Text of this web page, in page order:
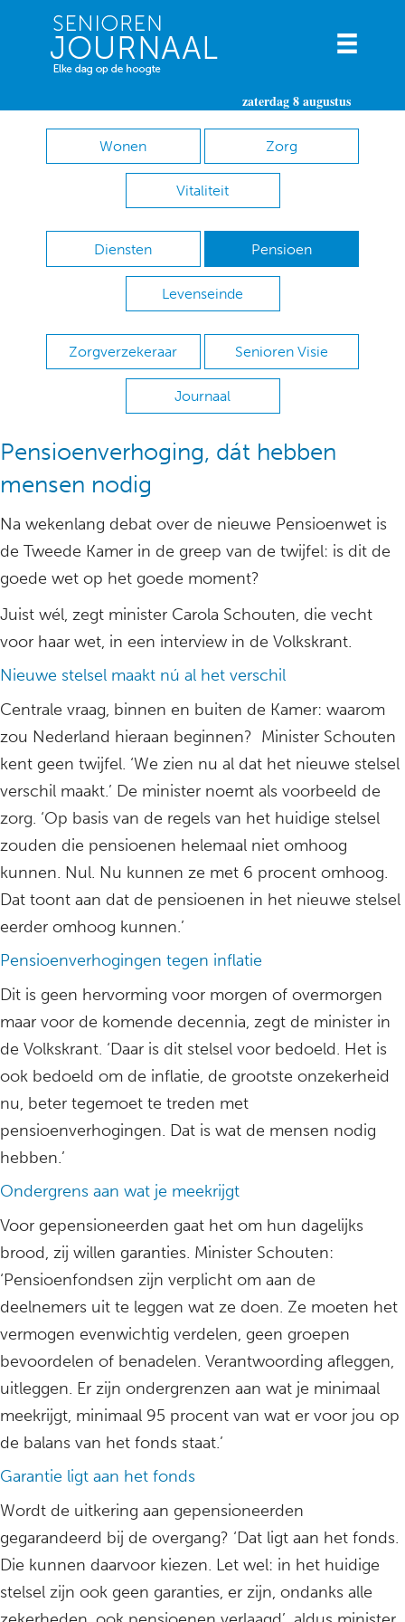
zaterdag 8 augustus
Wonen Zorg
Vitaliteit
Diensten Pensioen
Levenseinde
Zorgverzekeraar Senioren Visie
Journaal
Pensioenverhoging, dát hebben
mensen nodig
Na wekenlang debat over de nieuwe Pensioenwet is
de Tweede Kamer in de greep van de twijfel: is dit de
goede wet op het goede moment?
Juist wél, zegt minister Carola Schouten, die vecht
voor haar wet, in een interview in de Volkskrant.
Nieuwe stelsel maakt nú al het verschil
Centrale vraag, binnen en buiten de Kamer: waarom
zou Nederland hieraan beginnen? Minister Schouten
kent geen twijfel. ‘We zien nu al dat het nieuwe stelsel
verschil maakt.’ De minister noemt als voorbeeld de
zorg. ‘Op basis van de regels van het huidige stelsel
zouden die pensioenen helemaal niet omhoog
kunnen. Nul. Nu kunnen ze met 6 procent omhoog.
Dat toont aan dat de pensioenen in het nieuwe stelsel
eerder omhoog kunnen.’
Pensioenverhogingen tegen inflatie
Dit is geen hervorming voor morgen of overmorgen
maar voor de komende decennia, zegt de minister in
de Volkskrant. ‘Daar is dit stelsel voor bedoeld. Het is
ook bedoeld om de inflatie, de grootste onzekerheid
nu, beter tegemoet te treden met
pensioenverhogingen. Dat is wat de mensen nodig
hebben.’
Ondergrens aan wat je meekrijgt
Voor gepensioneerden gaat het om hun dagelijks
brood, zij willen garanties. Minister Schouten:
‘Pensioenfondsen zijn verplicht om aan de
deelnemers uit te leggen wat ze doen. Ze moeten het
vermogen evenwichtig verdelen, geen groepen
bevoordelen of benadelen. Verantwoording afleggen,
uitleggen. Er zijn ondergrenzen aan wat je minimaal
meekrijgt, minimaal 95 procent van wat er voor jou op
de balans van het fonds staat.’
Garantie ligt aan het fonds
Wordt de uitkering aan gepensioneerden
gegarandeerd bij de overgang? ‘Dat ligt aan het fonds.
Die kunnen daarvoor kiezen. Let wel: in het huidige
stelsel zijn ook geen garanties, er zijn, ondanks alle